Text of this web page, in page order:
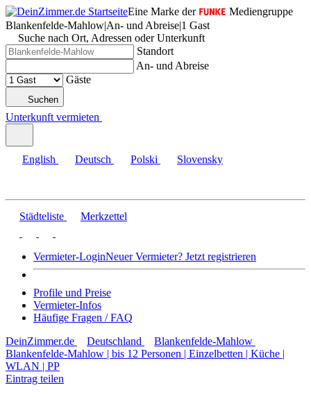
Eine Marke der
Mediengruppe
Blankenfelde-Mahlow|An- und Abreise|1 Gast
Suche nach Ort, Adressen oder Unterkunft
Standort
An- und Abreise
Gäste
Suchen
Unterkunft vermieten
English Deutsch Polski Slovensky
Städteliste Merkzettel
Vermieter-LoginNeuer Vermieter? Jetzt registrieren
Profile und Preise
Vermieter-Infos
Häufige Fragen / FAQ
DeinZimmer.de
Deutschland
Blankenfelde-Mahlow
Blankenfelde-Mahlow | bis 12 Personen | Einzelbetten | Küche |
WLAN | PP
Eintrag teilen